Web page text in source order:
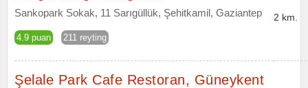
Sankopark Sokak, 11 Sarıgüllük, Şehitkamil, Gaziantep
4.9 puan 211 reyting
2 km.
Şelale Park Cafe Restoran, Güneykent